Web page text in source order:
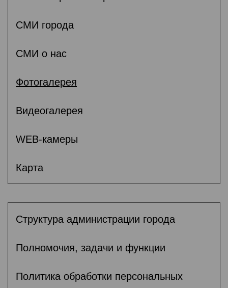
СМИ города
СМИ о нас
Фотогалерея
Видеогалерея
WEB-камеры
Карта
Структура администрации города
Полномочия, задачи и функции
Политика обработки персональных